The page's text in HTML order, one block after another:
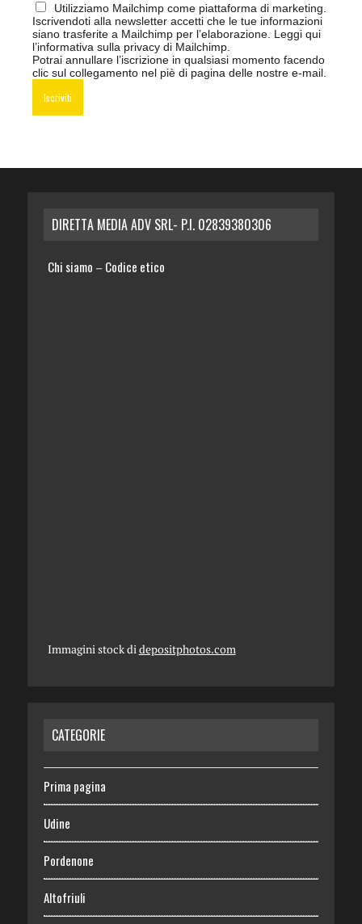
Utilizziamo Mailchimp come piattaforma di marketing.
Iscrivendoti alla newsletter accetti che le tue informazioni
siano trasferite a Mailchimp per l’elaborazione. Leggi qui
l’informativa sulla privacy di Mailchimp
Potrai annullare l’iscrizione in qualsiasi momento facendo
clic sul collegamento nel piè di pagina delle nostre e-mail.
DIRETTA MEDIA ADV SRL- P.I. 02839380306
Chi siamo – Codice etico
Immagini stock di depositphotos.com
CATEGORIE
Prima pagina
Udine
Pordenone
Altofriuli